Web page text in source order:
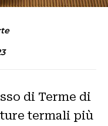
di Terme di
termali più